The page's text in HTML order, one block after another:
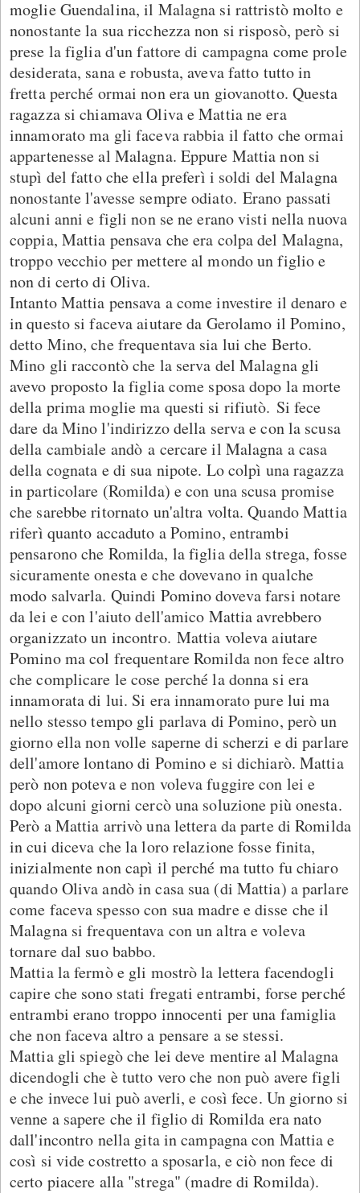
moglie Guendalina, il Malagna si rattristò molto e
nonostante la sua ricchezza non si risposò, però si
prese la figlia d'un fattore di campagna come prole
desiderata, sana e robusta, aveva fatto tutto in
fretta perché ormai non era un giovanotto. Questa
ragazza si chiamava Oliva e Mattia ne era
innamorato ma gli faceva rabbia il fatto che ormai
appartenesse al Malagna. Eppure Mattia non si
stupì del fatto che ella preferì i soldi del Malagna
nonostante l'avesse sempre odiato. Erano passati
alcuni anni e figli non se ne erano visti nella nuova
coppia, Mattia pensava che era colpa del Malagna,
troppo vecchio per mettere al mondo un figlio e
non di certo di Oliva.
Intanto Mattia pensava a come investire il denaro e
in questo si faceva aiutare da Gerolamo il Pomino,
detto Mino, che frequentava sia lui che Berto.
Mino gli raccontò che la serva del Malagna gli
avevo proposto la figlia come sposa dopo la morte
della prima moglie ma questi si rifiutò. Si fece
dare da Mino l'indirizzo della serva e con la scusa
della cambiale andò a cercare il Malagna a casa
della cognata e di sua nipote. Lo colpì una ragazza
in particolare (Romilda) e con una scusa promise
che sarebbe ritornato un'altra volta. Quando Mattia
riferì quanto accaduto a Pomino, entrambi
pensarono che Romilda, la figlia della strega, fosse
sicuramente onesta e che dovevano in qualche
modo salvarla. Quindi Pomino doveva farsi notare
da lei e con l'aiuto dell'amico Mattia avrebbero
organizzato un incontro. Mattia voleva aiutare
Pomino ma col frequentare Romilda non fece altro
che complicare le cose perché la donna si era
innamorata di lui. Si era innamorato pure lui ma
nello stesso tempo gli parlava di Pomino, però un
giorno ella non volle saperne di scherzi e di parlare
dell'amore lontano di Pomino e si dichiarò. Mattia
però non poteva e non voleva fuggire con lei e
dopo alcuni giorni cercò una soluzione più onesta.
Però a Mattia arrivò una lettera da parte di Romilda
in cui diceva che la loro relazione fosse finita,
inizialmente non capì il perché ma tutto fu chiaro
quando Oliva andò in casa sua (di Mattia) a parlare
come faceva spesso con sua madre e disse che il
Malagna si frequentava con un altra e voleva
tornare dal suo babbo.
Mattia la fermò e gli mostrò la lettera facendogli
capire che sono stati fregati entrambi, forse perché
entrambi erano troppo innocenti per una famiglia
che non faceva altro a pensare a se stessi.
Mattia gli spiegò che lei deve mentire al Malagna
dicendogli che è tutto vero che non può avere figli
e che invece lui può averli, e così fece. Un giorno si
venne a sapere che il figlio di Romilda era nato
dall'incontro nella gita in campagna con Mattia e
così si vide costretto a sposarla, e ciò non fece di
certo piacere alla "strega" (madre di Romilda).